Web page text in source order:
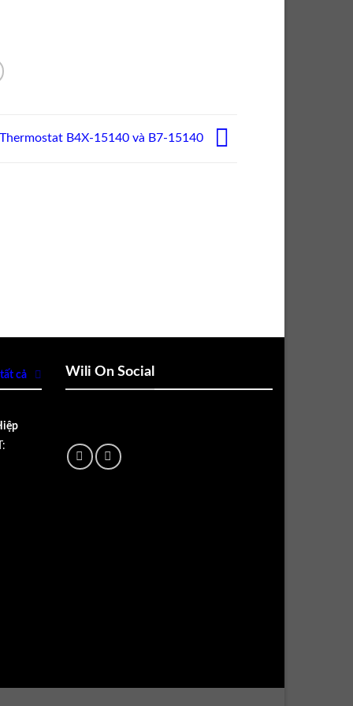
Thermostat B4X-15140 và B7-15140
cả Wili On Social